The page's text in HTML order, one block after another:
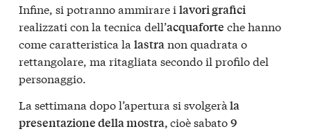
Infine, si potranno ammirare i lavori grafici
realizzati con la tecnica dell’acquaforte che hanno
come caratteristica la lastranon quadrata o
rettangolare, ma ritagliata secondo il profilo del
personaggio.
La settimana dopo l’apertura si svolgerà la
presentazione della mostra,cioè sabato9